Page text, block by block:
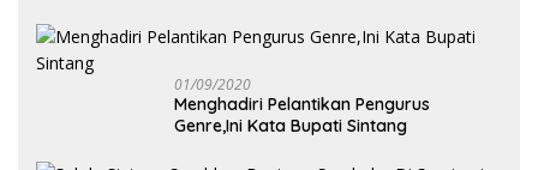
01/09/2020
Menghadiri Pelantikan Pengurus
Genre,Ini Kata Bupati Sintang